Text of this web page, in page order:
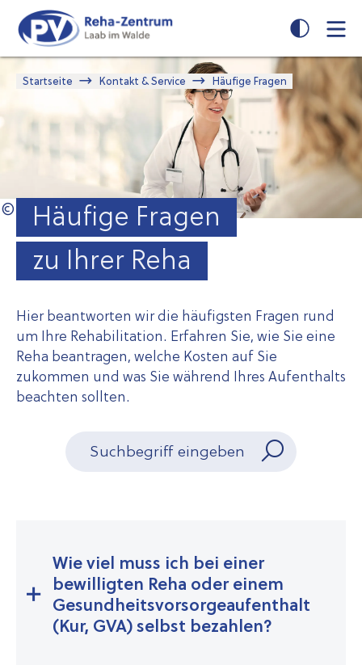
Seiteninhalt
springen
Navigation
springen
Startseite Kontakt & Service Häufige Fragen
Häufige Fragen
zu Ihrer Reha
Hier beantworten wir die häufigsten Fragen rund
um Ihre Rehabilitation. Erfahren Sie, wie Sie eine
Reha beantragen, welche Kosten auf Sie
zukommen und was Sie während Ihres Aufenthalts
beachten sollten.
Wie viel muss ich bei einer
bewilligten Reha oder einem
Gesund­heits­vor­sorge­auf­ent­halt
(Kur, GVA) selbst bezahlen?